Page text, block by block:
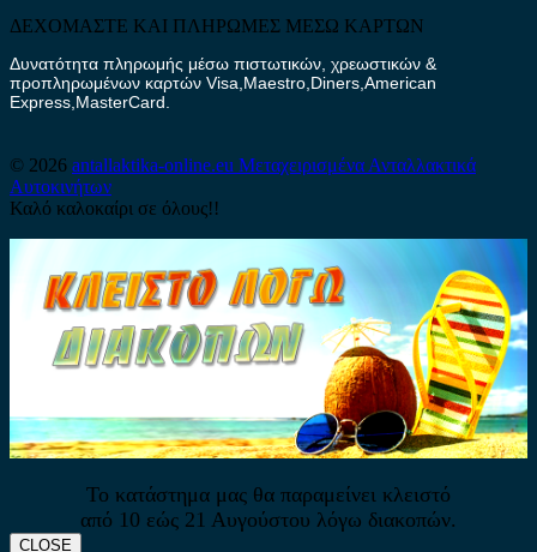
ΔΕΧΟΜΑΣΤΕ ΚΑΙ ΠΛΗΡΩΜΕΣ ΜΕΣΩ ΚΑΡΤΩΝ
Δυνατότητα πληρωμής μέσω πιστωτικών, χρεωστικών &
προπληρωμένων καρτών Visa,Maestro,Diners,American
Express,MasterCard.
© 2026 antallaktika-online.eu Μεταχειρισμένα Ανταλλακτικά
Αυτοκινήτων
Καλό καλοκαίρι σε όλους!!
Το κατάστημα μας θα παραμείνει κλειστό
από 10 εώς 21 Αυγούστου λόγω διακοπών.
CLOSE